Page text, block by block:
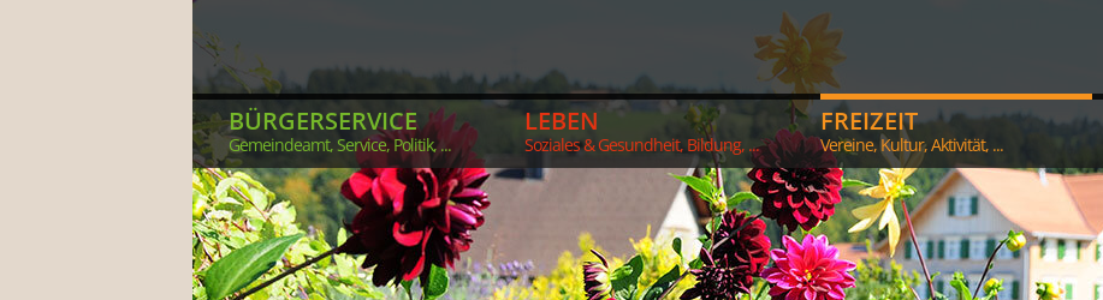
BÜRGERSERVICE
Gemeindeamt, Service, Politik, ...
LEBEN
Soziales & Gesundheit, Bildung, ...
FREIZEIT
Vereine, Kultur, Aktivität, ...